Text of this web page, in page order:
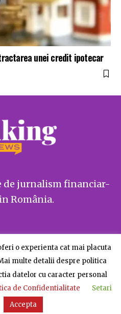
unei credit ipotecar
jurnalism financiar-
România.
drepturile rezervate
Contact Publicitate
o experienta cat mai placuta
multe detalii despre politica
datelor cu caracter personal
de Confidentialitate
Setari
Accepta